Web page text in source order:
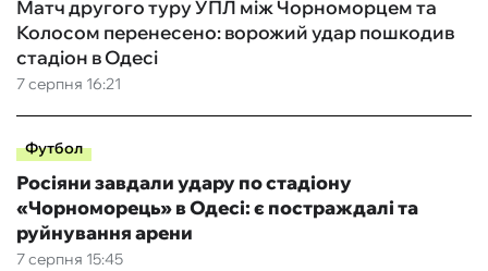
7 серпня 16:21
Матч другого туру УПЛ між Чорноморцем та
Колосом перенесено: ворожий удар пошкодив
стадіон в Одесі
Футбол
7 серпня 15:45
Росіяни завдали удару по стадіону
«Чорноморець» в Одесі: є постраждалі та
руйнування арени